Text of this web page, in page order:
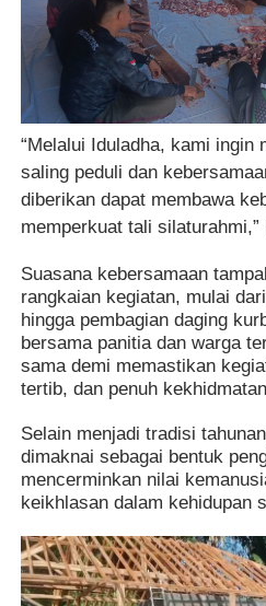
“Melalui Iduladha, kami ingin
saling peduli dan
diberikan dapat membawa
memperkuat tali silaturahmi,”
Suasana kebersamaan
rangkaian kegiatan, mulai
hingga pembagian daging
bersama panitia dan warga
sama demi memastikan
tertib, dan penuh
Selain menjadi tradisi
dimaknai sebagai bentuk
mencerminkan nilai
keikhlasan dalam kehidupan